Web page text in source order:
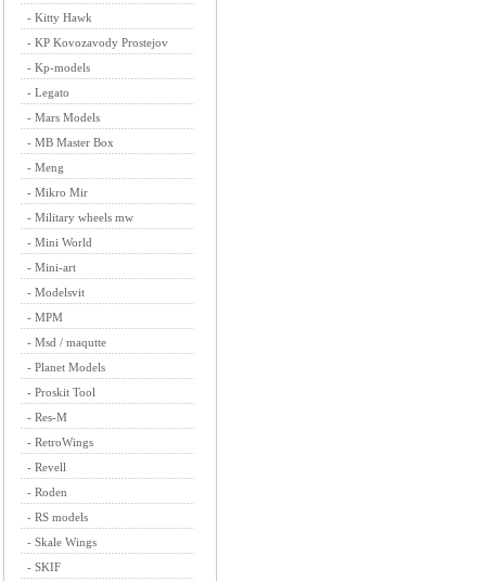
- Kitty Hawk
- KP Kovozavody Prostejov
- Kp-models
- Legato
- Mars Models
- MB Master Box
- Meng
- Mikro Mir
- Military wheels mw
- Mini World
- Mini-art
- Modelsvit
- MPM
- Msd / maqutte
- Planet Models
- Proskit Tool
- Res-M
- RetroWings
- Revell
- Roden
- RS models
- Skale Wings
- SKIF